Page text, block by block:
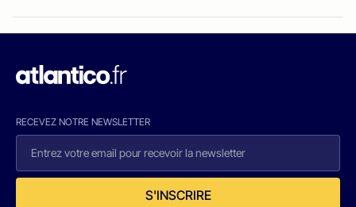
RECEVEZ NOTRE NEWSLETTER
S'INSCRIRE